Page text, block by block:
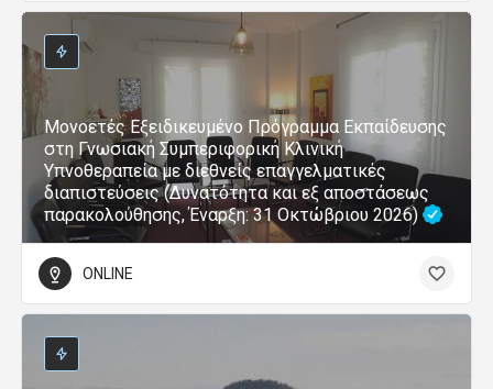
Μονοετές Εξειδικευμένο Πρόγραμμα Εκπαίδευσης
στη Γνωσιακή Συμπεριφορική Κλινική
Υπνοθεραπεία με διεθνείς επαγγελματικές
διαπιστεύσεις (Δυνατότητα και εξ αποστάσεως
παρακολούθησης, Έναρξη: 31 Οκτώβριου 2026)
ONLINE